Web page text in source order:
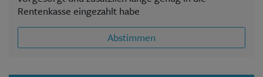
Rentenkasse eingezahlt habe
Abstimmen